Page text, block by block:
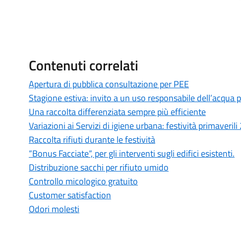
Contenuti correlati
Apertura di pubblica consultazione per PEE
Stagione estiva: invito a un uso responsabile dell’acqua
Una raccolta differenziata sempre più efficiente
Variazioni ai Servizi di igiene urbana: festività primaverili
Raccolta rifiuti durante le festività
“Bonus Facciate“, per gli interventi sugli edifici esistenti.
Distribuzione sacchi per rifiuto umido
Controllo micologico gratuito
Customer satisfaction
Odori molesti